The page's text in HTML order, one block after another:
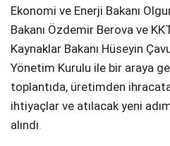
Ekonomi ve Enerji Bakanı
Bakanı Özdemir Berova ve
Kaynaklar Bakanı Hüseyin
Yönetim Kurulu ile bir araya
toplantıda, üretimden
ihtiyaçlar ve atılacak yeni
alındı.